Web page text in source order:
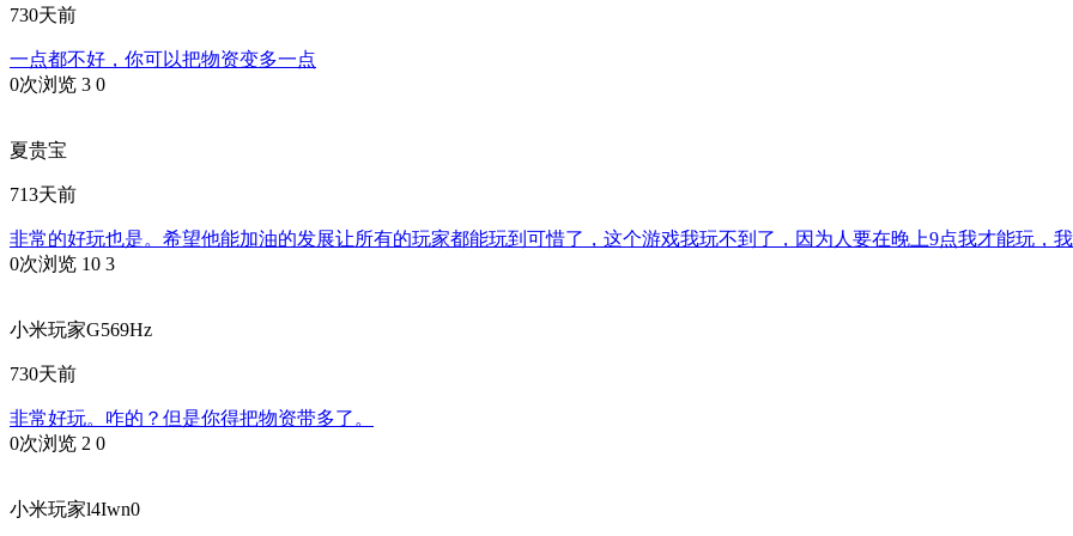
730天前
一点都不好，你可以把物资变多一点
0次浏览 3 0
夏贵宝
713天前
非常的好玩也是。希望他能加油的发展让所有的玩家都能玩到可惜了，这个游戏我玩不到了，因为人要在晚上9点我才能玩，我
0次浏览 10 3
小米玩家G569Hz
730天前
非常好玩。咋的？但是你得把物资带多了。
0次浏览 2 0
小米玩家l4Iwn0